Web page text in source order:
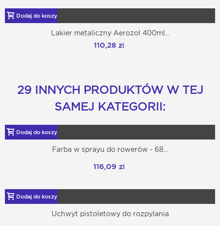
Dodaj do koszyka
Lakier metaliczny Aerozol 400ml...
110,28 zł
29 INNYCH PRODUKTÓW W TEJ
SAMEJ KATEGORII:
Dodaj do koszyka
Farba w sprayu do rowerów - 68...
116,09 zł
Dodaj do koszyka
Uchwyt pistoletowy do rozpylania